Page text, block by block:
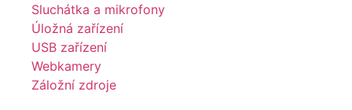
Sluchátka a mikrofony
Úložná zařízení
USB zařízení
Webkamery
Záložní zdroje